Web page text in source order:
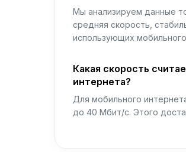
Мы анализируем данные
средняя скорость,
использующих
Какая скорость
интернета?
Для мобильного
до 40 Мбит/с. Этого